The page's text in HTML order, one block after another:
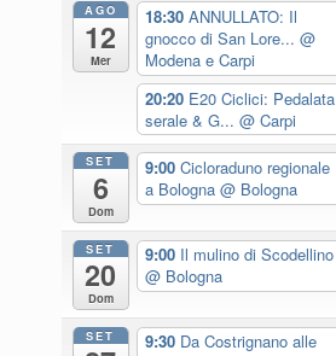
AGO
12
Mer
18:30 ANNULLATO: Il
gnocco di San Lore... @
Modena e Carpi
20:20 E20 Ciclici: Pedalata
serale & G... @ Carpi
SET
6
Dom
9:00 Cicloraduno regionale
a Bologna @ Bologna
SET
20
Dom
9:00 Il mulino di Scodellino
@ Bologna
SET 9:30 Da Costrignano alle